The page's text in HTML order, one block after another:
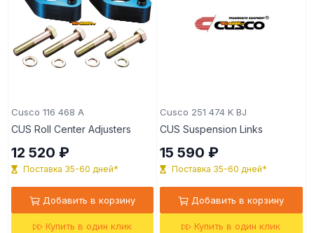
Cusco 116 468 A
CUS Roll Center Adjusters
12 520 ₽
Поставка 35-60 дней*
Добавить в корзину
Купить в один клик
Cusco 251 474 K BJ
CUS Suspension Links
15 590 ₽
Поставка 35-60 дней*
Добавить в корзину
Купить в один клик